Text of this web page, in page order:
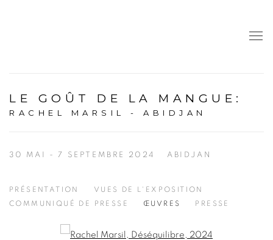
LE GOÛT DE LA MANGUE :
RACHEL MARSIL - ABIDJAN
30 MAI - 7 SEPTEMBRE 2024 ABIDJAN
PRÉSENTATION
VUES DE L'EXPOSITION
COMMUNIQUÉ DE PRESSE
ŒUVRES PRESSE
Open a larger version of the following image in a popup: